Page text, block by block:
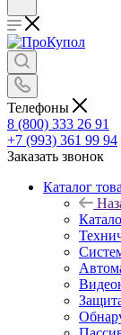
Телефоны
8 (800) 333 26 91
+7 (993) 361 99 94
Заказать звонок
Каталог